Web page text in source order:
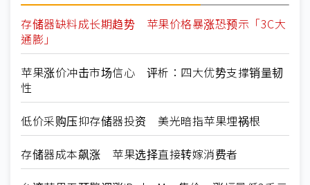
存储器缺料成长期趋势 苹果价格暴涨恐预示「3C大
通膨」
苹果涨价冲击市场信心 评析：四大优势支撑销量韧
性
低价采购压抑存储器投资 美光暗指苹果埋祸根
存储器成本飙涨 苹果选择直接转嫁消费者